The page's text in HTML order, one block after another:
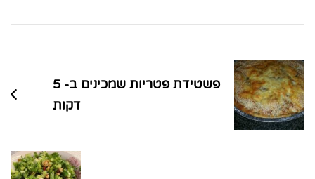
בפוסטים
פשטידת פטריות שמכינים ב- 5
דקות